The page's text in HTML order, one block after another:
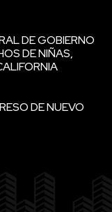
DE GOBIERNO
DE NIÑAS,
DE NUEVO